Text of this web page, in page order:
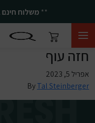
** משלוח
חזה עוף
אפריל 5, 2023
ByTal Steinberger